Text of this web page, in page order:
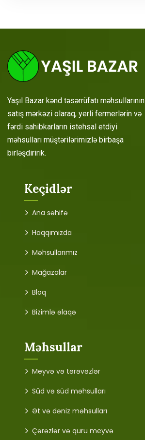
Yaşıl Bazar kənd təsərrüfatı məhsullarının
satış mərkəzi olaraq, yerli fermerlərin və
fərdi sahibkarların istehsal etdiyi
məhsulları müştərilərimizlə birbaşa
birləşdiririk.
Keçidlər
Ana səhifə
Haqqımızda
Məhsullarımız
Mağazalar
Bloq
Bizimlə əlaqə
Məhsullar
Meyvə və tərəvəzlər
Süd və süd məhsulları
Ət və dəniz məhsulları
Çərəzlər və quru meyvə